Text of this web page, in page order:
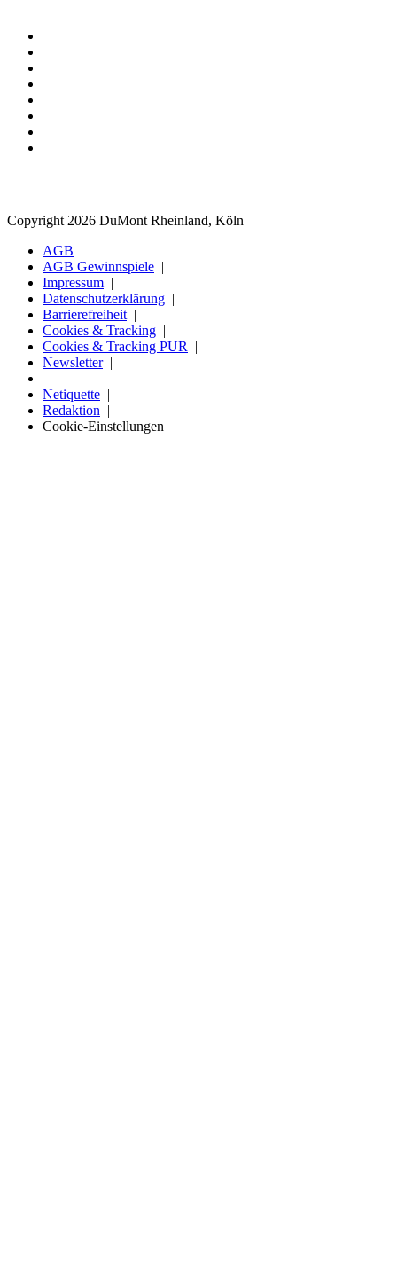
Copyright 2026 DuMont Rheinland, Köln
AGB
AGB Gewinnspiele
Impressum
Datenschutzerklärung
Barrierefreiheit
Cookies & Tracking
Cookies & Tracking PUR
Newsletter
Netiquette
Redaktion
Cookie-Einstellungen